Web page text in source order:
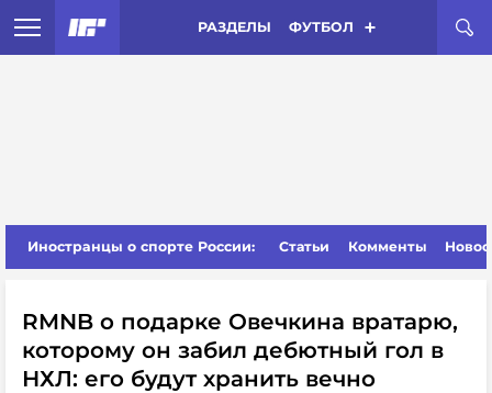
РАЗДЕЛЫ ФУТБОЛ
Иностранцы о спорте России: Статьи Комменты
RMNB о подарке Овечкина вратарю,
которому он забил дебютный гол в
НХЛ: его будут хранить вечно